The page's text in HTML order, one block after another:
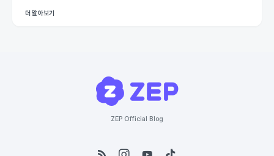
더 알아보기
ZEP Official Blog